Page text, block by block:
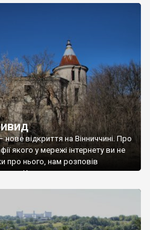
відкриття на Вінниччині. Про
якого у мережі інтернету ви не
про нього, нам розповів
у Красному вразив не лише